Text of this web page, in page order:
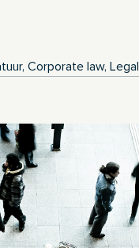
Corporate law,